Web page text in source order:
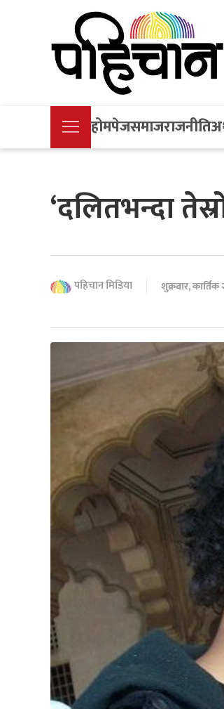
होमपेजसमाजराजनीति
‘दलितभन्दा
पहिचान मिडिया शुक्रबार,